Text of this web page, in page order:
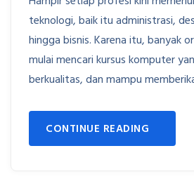
teknologi, baik itu administrasi,
hingga bisnis. Karena itu, banyak
mulai mencari kursus komputer
berkualitas, dan mampu
CONTINUE READING